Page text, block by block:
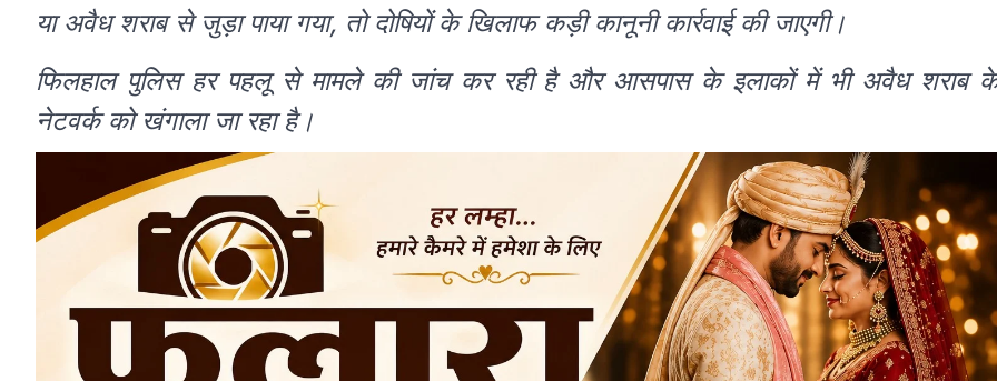
या अवैध शराब से जुड़ा पाया गया, तो दोषियों के खिलाफ कड़ी कानूनी कार्रवाई की जाएगी।
फिलहाल पुलिस हर पहलू से मामले की जांच कर रही है और आसपास के इलाकों में भी अवैध शराब
नेटवर्क को खंगाला जा रहा है।